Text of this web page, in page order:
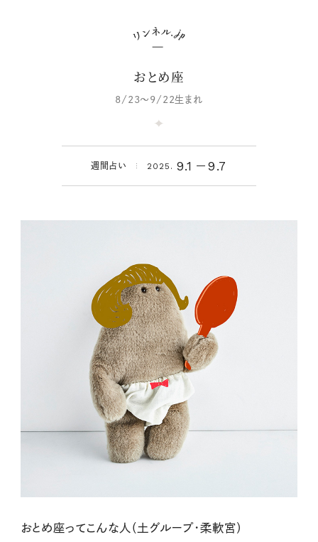
おとめ座
8/23～9/22生まれ
週間占い 2025. 9.1 9.7
おとめ座ってこんな人（土グループ・柔軟宮）